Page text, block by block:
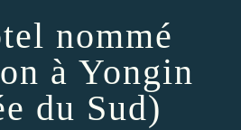
nommé
à Yongin
du Sud)